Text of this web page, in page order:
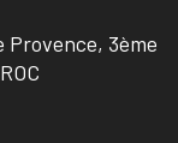
Provence, 3ème